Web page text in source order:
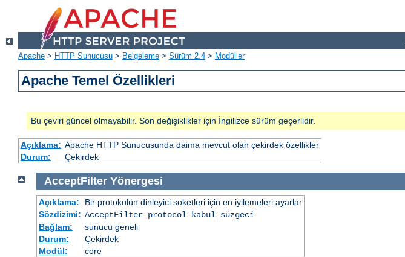
Apache > HTTP Sunucusu > Belgeleme > Sürüm 2.4 > Modüller
Apache Temel Özellikleri
Bu çeviri güncel olmayabilir. Son değişiklikler için İngilizce sürüm geçerlidir.
Açıklama: Apache HTTP Sunucusunda daima mevcut olan çekirdek özellikler
Durum:
Çekirdek
AcceptFilter Yönergesi
Açıklama:
Bir protokolün dinleyici soketleri için en iyilemeleri ayarlar
Sözdizimi: AcceptFilter protocol
kabul_süzgeci
Bağlam:
sunucu geneli
Durum:
Çekirdek
Modül:
core